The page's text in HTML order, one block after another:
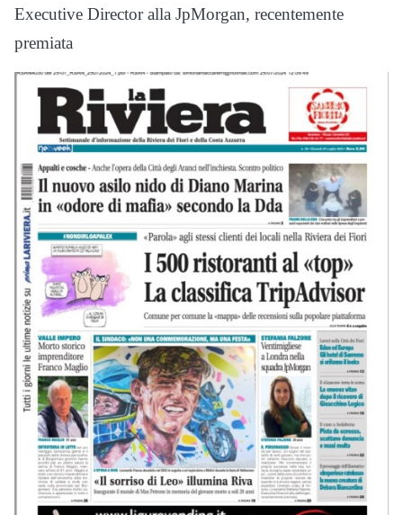
Executive Director alla JpMorgan, recentemente
premiata